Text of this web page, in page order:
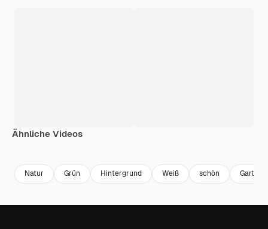
Ähnliche Videos
Natur Grün Hintergrund Weiß schön Garten